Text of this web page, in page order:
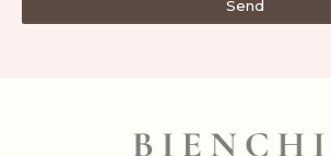
Send